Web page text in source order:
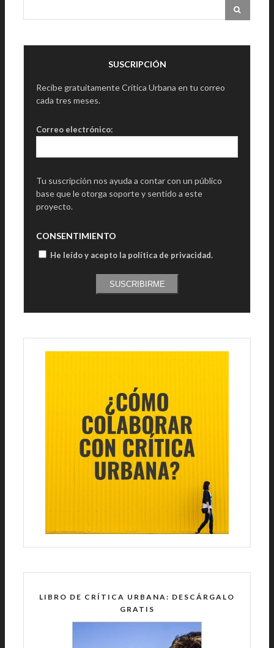
SUSCRIPCIÓN
Recibe gratuitamente Crítica Urbana en tu correo
cada tres meses.
Correo electrónico:
Tu suscripción nos ayuda a contar con un público
base que le otorga soporte y sentido a este
proyecto.
CONSENTIMIENTO
He leído y acepto la política de privacidad.
SUSCRIBIRME
LIBRO DE CRÍTICA URBANA: DESCÁRGALO
GRATIS